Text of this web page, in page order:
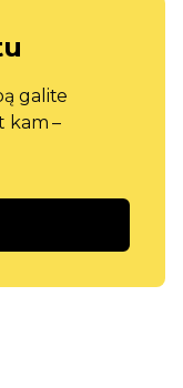
galite
kam –